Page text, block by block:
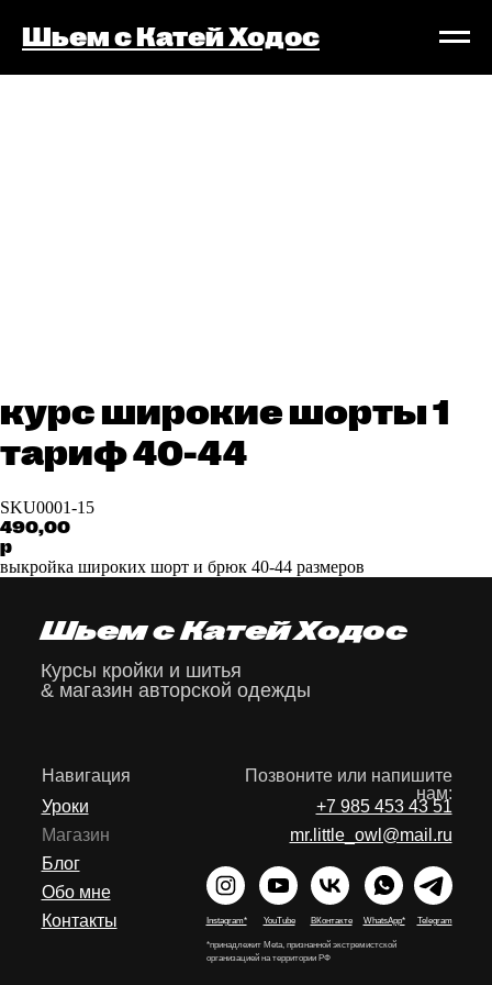
Шьем с Катей Ходос
курс широкие шорты 1
тариф 40-44
SKU0001-15
490,00
р
выкройка широких шорт и брюк 40-44 размеров
Шьем с Катей Ходос
Уроки
Магазин
Блог
Обо мне
Навигация
Контакты
Курсы кройки и шитья
& магазин авторской одежды
Позвоните или напишите
нам:
mr.little_owl@mail.ru
+7 985 453 43 51
Telegram
WhatsApp*
ВКонтакте
YouTube
Instagram*
*принадлежит Meta, признанной экстремистской
организацией на территории РФ